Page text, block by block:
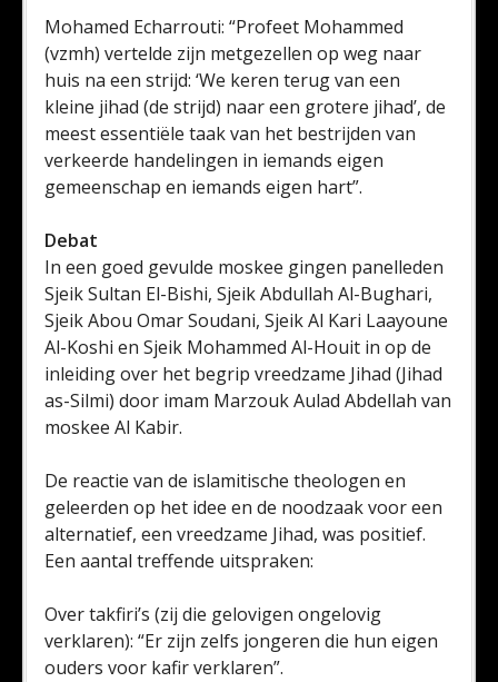
Mohamed Echarrouti: “Profeet Mohammed
(vzmh) vertelde zijn metgezellen op weg naar
huis na een strijd: ‘We keren terug van een
kleine jihad (de strijd) naar een grotere jihad’, de
meest essentiële taak van het bestrijden van
verkeerde handelingen in iemands eigen
gemeenschap en iemands eigen hart”.
Debat
In een goed gevulde moskee gingen panelleden
Sjeik Sultan El-Bishi, Sjeik Abdullah Al-Bughari,
Sjeik Abou Omar Soudani, Sjeik Al Kari Laayoune
Al-Koshi en Sjeik Mohammed Al-Houit in op de
inleiding over het begrip vreedzame Jihad (Jihad
as-Silmi) door imam Marzouk Aulad Abdellah van
moskee Al Kabir.
De reactie van de islamitische theologen en
geleerden op het idee en de noodzaak voor een
alternatief, een vreedzame Jihad, was positief.
Een aantal treffende uitspraken:
Over takfiri’s (zij die gelovigen ongelovig
verklaren): “Er zijn zelfs jongeren die hun eigen
ouders voor kafir verklaren”.